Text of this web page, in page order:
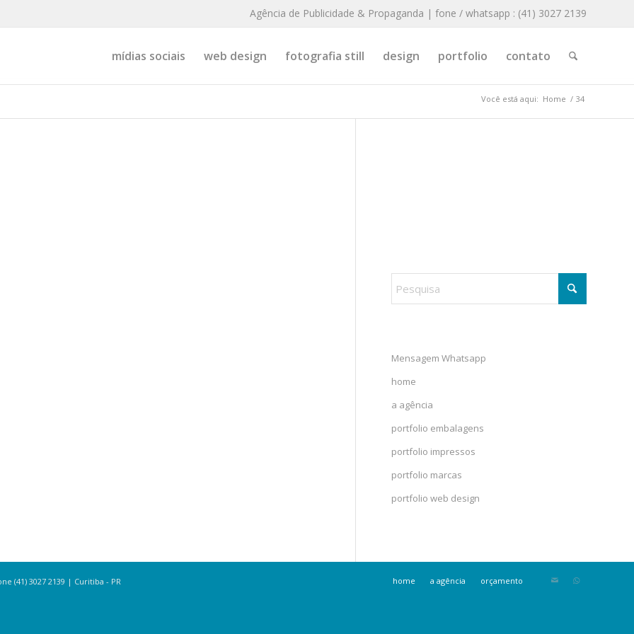
Agência de Publicidade & Propaganda | fone / whatsapp : (41) 3027 2139
mídias sociais web design fotografia still design portfolio contato
Você está aqui: Home / 34
Mensagem Whatsapp
home
a agência
portfolio embalagens
portfolio impressos
portfolio marcas
portfolio web design
(41) 3027 2139 | Curitiba - PR home a agência orçamento